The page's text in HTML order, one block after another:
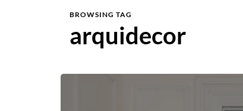
BROWSING TAG
arquidecor